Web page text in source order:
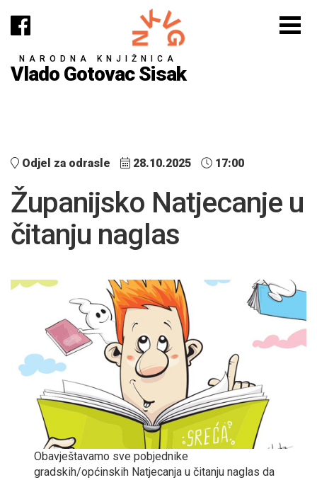
NARODNA KNJIŽNICA
Vlado Gotovac Sisak
Odjel za odrasle 28.10.2025 17:00
Županijsko Natjecanje u
čitanju naglas
Obavještavamo sve pobjednike
gradskih/općinskih Natjecanja u čitanju naglas da